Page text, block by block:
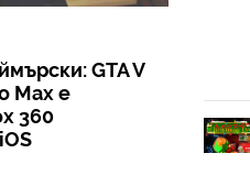
GTA V
Max е
360